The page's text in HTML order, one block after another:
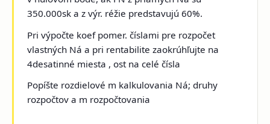
350.000sk a z výr. réžie predstavujú 60%.
Pri výpočte koef pomer. číslami pre rozpočet
vlastných Ná a pri rentabilite zaokrúhľujte na
4desatinné miesta , ost na celé čísla
Popíšte rozdielové m kalkulovania Ná; druhy
rozpočtov a m rozpočtovania